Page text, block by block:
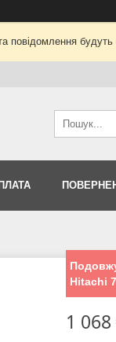
повідомлення
Hitachi
1